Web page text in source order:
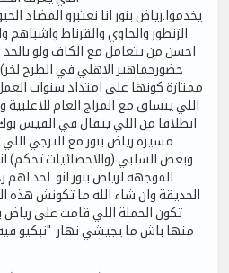
يخدموا.رياض بنور انا نعتبرو المضاد
الزنطور والحاوي والقرناط
احسن من يتعامل مع الكاف ولو
حضورجماهير الاهلي في الطرح
ممتازة كونها على امتداد سنوات
اللي ينساق مع المزاج العام
انطلاقا من اللي يتقال في الفيس
مسيرة رياض بنور مع الترجي
وبعض السلبي (والاحصائيات
الموجهة لرياض بنور انو احد اهم
الحديقة وان شاء الله ما تكونش هذه
تكون الحملة اللي قامت على رياض
منها باش ما يجيشي نهار "نبكيو